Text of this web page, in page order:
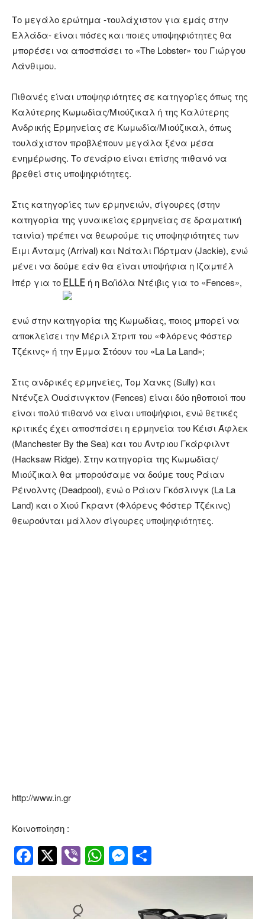
Το μεγάλο ερώτημα -τουλάχιστον για εμάς στην
Ελλάδα- είναι πόσες και ποιες υποψηφιότητες θα
μπορέσει να αποσπάσει το «The Lobster» του Γιώργου
Λάνθιμου.
Πιθανές είναι υποψηφιότητες σε κατηγορίες όπως της
Καλύτερης Κωμωδίας/Μιούζικαλ ή της Καλύτερης
Ανδρικής Ερμηνείας σε Κωμωδία/Μιούζικαλ, όπως
τουλάχιστον προβλέπουν μεγάλα ξένα μέσα
ενημέρωσης. Το σενάριο είναι επίσης πιθανό να
βρεθεί στις υποψηφιότητες.
Στις κατηγορίες των ερμηνειών, σίγουρες (στην
κατηγορία της γυναικείας ερμηνείας σε δραματική
ταινία) πρέπει να θεωρούμε τις υποψηφιότητες των
Έιμι Άνταμς (Arrival) και Νάταλι Πόρτμαν (Jackie), ενώ
μένει να δούμε εάν θα είναι υποψήφια η Ιζαμπέλ
Ιπέρ για τοELLE ή η Βαϊόλα Ντέιβις για το «Fences»,
ενώ στην κατηγορία της Κωμωδίας, ποιος μπορεί να
αποκλείσει την Μέριλ Στριπ του «Φλόρενς Φόστερ
Τζέκινς» ή την Έμμα Στόουν του «La La Land»;
Στις ανδρικές ερμηνείες, Τομ Χανκς (Sully) και
Ντένζελ Ουάσινγκτον (Fences) είναι δύο ηθοποιοί που
είναι πολύ πιθανό να είναι υποψήφιοι, ενώ θετικές
κριτικές έχει αποσπάσει η ερμηνεία του Κέισι Άφλεκ
(Manchester By the Sea) και του Άντριου Γκάρφιλντ
(Hacksaw Ridge). Στην κατηγορία της Κωμωδίας/
Μιούζικαλ θα μπορούσαμε να δούμε τους Ράιαν
Ρέινολντς (Deadpool), ενώ ο Ράιαν Γκόσλινγκ (La La
Land) και ο Χιού Γκραντ (Φλόρενς Φόστερ Τζέκινς)
θεωρούνται μάλλον σίγουρες υποψηφιότητες.
http://www.in.gr
Κοινοποίηση :
Facebook
Twitter
ViberWhatsApp
Messenger